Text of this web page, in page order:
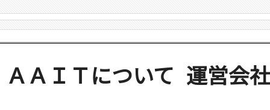
ＡＡＩＴについて 運営会社